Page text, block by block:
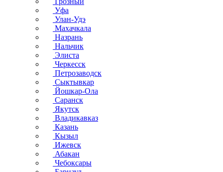
Уфа
Улан-Удэ
Махачкала
Назрань
Нальчик
Элиста
Черкесск
Петрозаводск
Сыктывкар
Йошкар-Ола
Саранск
Якутск
Владикавказ
Казань
Кызыл
Ижевск
Абакан
Чебоксары